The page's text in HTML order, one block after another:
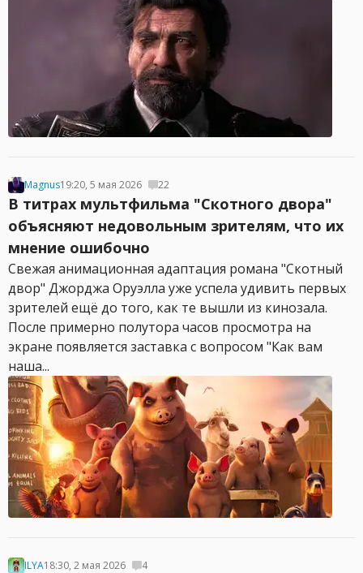
Magnus19:20, 5 мая 2026 22
В титрах мультфильма "Скотного двора"
объясняют недовольным зрителям, что их
мнение ошибочно
Свежая анимационная адаптация романа "Скотный
двор" Джорджа Оруэлла уже успела удивить первых
зрителей ещё до того, как те вышли из кинозала.
После примерно полутора часов просмотра на
экране появляется заставка с вопросом "Как вам
наша...
ILYA18:30, 2 мая 2026 4